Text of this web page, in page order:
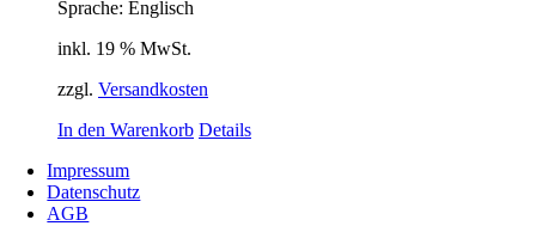
Sprache: Englisch
inkl. 19 % MwSt.
zzgl. Versandkosten
In den Warenkorb Details
Impressum
Datenschutz
AGB